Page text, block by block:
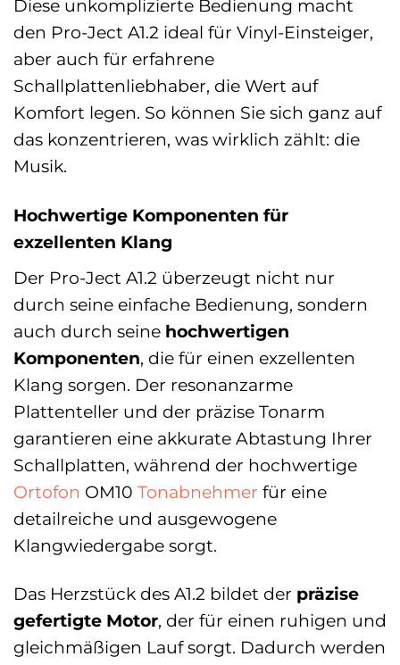
Diese unkomplizierte Bedienung macht
den Pro-Ject A1.2 ideal für Vinyl-Einsteiger,
aber auch für erfahrene
Schallplattenliebhaber, die Wert auf
Komfort legen. So können Sie sich ganz auf
das konzentrieren, was wirklich zählt: die
Musik.
Hochwertige Komponenten für
exzellenten Klang
Der Pro-Ject A1.2 überzeugt nicht nur
durch seine einfache Bedienung, sondern
auch durch seine hochwertigen
Komponenten, die für einen exzellenten
Klang sorgen. Der resonanzarme
Plattenteller und der präzise Tonarm
garantieren eine akkurate Abtastung Ihrer
Schallplatten, während der hochwertige
Ortofon OM10 Tonabnehmer für eine
detailreiche und ausgewogene
Klangwiedergabe sorgt.
Das Herzstück des A1.2 bildet der präzise
gefertigte Motor, der für einen ruhigen und
gleichmäßigen Lauf sorgt. Dadurch werden